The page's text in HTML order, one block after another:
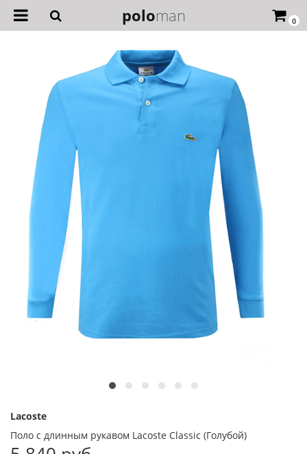
0
poloman
Lacoste
Поло с длинным рукавом Lacoste Classic (Голубой)